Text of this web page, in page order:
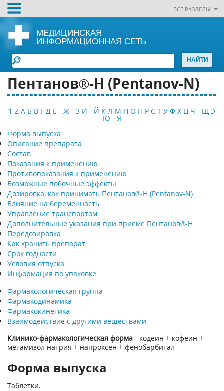
ВСЕ РАЗДЕЛЫ
МЕДИЦИНСКАЯ
ИНФОРМАЦИОННАЯ СЕТЬ
Пентанов®-Н (Pentanov-N)
1-Z А Б В Г Д Е - Ж - З И - Й К Л М Н О П Р С Т У Ф Х Ц Ч - Щ Э
Ю - Я
Форма выпуска
Описание препарата
Состав
Показания к применению
Противопоказания к применению
Возможные побочные эффекты
Дозировка, как принимать Пентанов®-Н (Pentanov-N)
Влияние на беременность
Управление транспортом
Дополнительные указания при приеме Пентанов®-Н
Передозировка
Как хранить препарат
Срок годности
Условия отпуска
Информация по упаковке
Фармакологическая группа
Фармакодинамика
Фармакокинетика
Взаимодействие с другими веществами
Клинико-фармакологическая форма - кодеин + кофеин +
метамизол натрия + напроксен + фенобарбитал
Форма выпуска
Таблетки.